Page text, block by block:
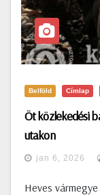
Belföld Címlap
Öt közlekedési
utakon
jan 6, 2026
Heves